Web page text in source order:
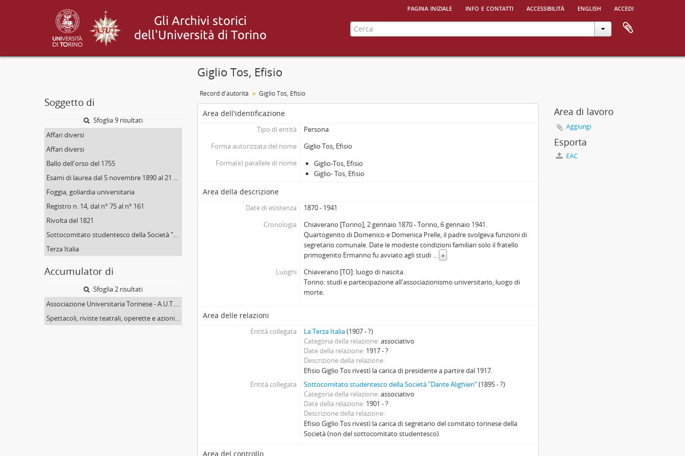
pagina iniziale info e contatti accessibilità english accedi
Soggetto di
Sfoglia 9 risultati
Affari diversi
Affari diversi
Ballo dell'orso del 1755
Esami di laurea dal 5 novembre 1890 al 21 dicembre 1899
Foggia, goliardia universitaria
Registro n. 14, dal n° 75 al n° 161
Rivolta del 1821
Sottocomitato studentesco della Società "Dante Alighieri"
Terza Italia
Accumulator di
Sfoglia 2 risultati
Associazione Universitaria Torinese - A.U.T., poi Associazione Torinese Universitaria - A.T.U.
Spettacoli, riviste teatrali, operette e azioni coreografiche
Giglio Tos, Efisio
Record d'autorità Giglio Tos, Efisio
Area dell'identificazione
Tipo di entità
Persona
Forma autorizzata del nome
Giglio Tos, Efisio
Forma(e) parallele di nome
Giglio-Tos, Efisio
Giglio- Tos, Efisio
Area della descrizione
Date di esistenza
1870 - 1941
Cronologia
Chiaverano [Torino], 2 gennaio 1870 - Torino, 6 gennaio 1941.
Quartogenito di Domenico e Domenica Prelle, il padre svolgeva funzioni di
segretario comunale. Date le modeste condizioni familiari solo il fratello
primogenito Ermanno fu avviato agli studi ... »
Luoghi
Chiaverano [TO]: luogo di nascita.
Torino: studi e partecipazione all'associazionismo universitario, luogo di
morte.
Area delle relazioni
Entità collegata La Terza Italia(1907 - ?)
Categoria della relazione associativo
Date della relazione 1917 - ?
Descrizione della relazione
Efisio Giglio Tos rivestì la carica di presidente a partire dal 1917.
Entità collegata
Sottocomitato studentesco della Società "Dante Alighieri"(1895 - ?)
Categoria della relazione associativo
Date della relazione 1901 - ?
Descrizione della relazione
Efisio Giglio Tos rivestì la carica di segretario del comitato torinese della
Società (non del sottocomitato studentesco).
Area del controllo
Area di lavoro
Aggiungi
Esporta
EAC